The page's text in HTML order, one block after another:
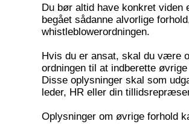
Du bør altid have konkret viden
begået sådanne alvorlige
whistleblowerordningen.
Hvis du er ansat, skal du være
ordningen til at indberette
Disse oplysninger skal som
leder, HR eller din
Oplysninger om øvrige forhold